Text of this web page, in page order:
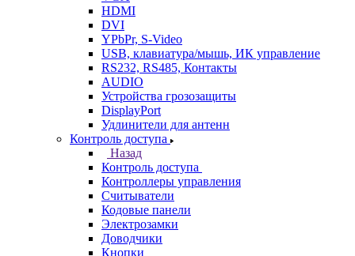
HDMI
DVI
YPbPr, S-Video
USB, клавиатура/мышь, ИК управление
RS232, RS485, Контакты
AUDIO
Устройства грозозащиты
DisplayPort
Удлинители для антенн
Контроль доступа
Назад
Контроль доступа
Контроллеры управления
Считыватели
Кодовые панели
Электрозамки
Доводчики
Кнопки